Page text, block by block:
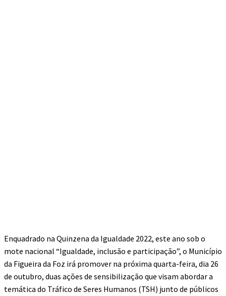
Enquadrado na Quinzena da Igualdade 2022, este ano sob o
mote nacional “Igualdade, inclusão e participação”, o Município
da Figueira da Foz irá promover na próxima quarta-feira, dia 26
de outubro, duas ações de sensibilização que visam abordar a
temática do Tráfico de Seres Humanos (TSH) junto de públicos